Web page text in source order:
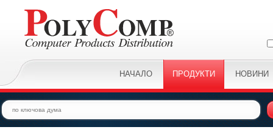
НАЧАЛО ПРОДУКТИ НОВИНИ